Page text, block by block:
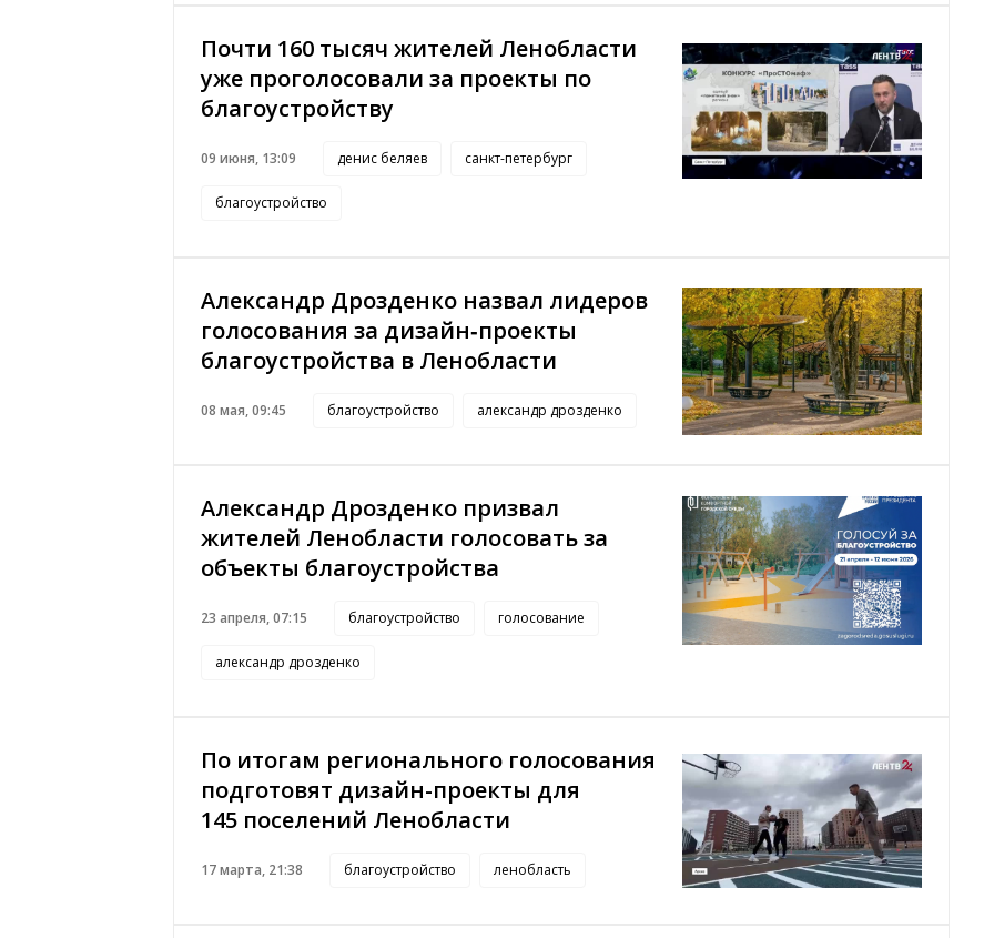
Почти 160 тысяч жителей Ленобласти
уже проголосовали за проекты по
благоустройству
09 июня, 13:09 денис беляев санкт-петербург
благоустройство
Александр Дрозденко назвал лидеров
голосования за дизайн‑проекты
благоустройства в Ленобласти
08 мая, 09:45 благоустройство александр дрозденко
Александр Дрозденко призвал
жителей Ленобласти голосовать за
объекты благоустройства
23 апреля, 07:15 благоустройство голосование
александр дрозденко
По итогам регионального голосования
подготовят дизайн-проекты для
145 поселений Ленобласти
17 марта, 21:38 благоустройство ленобласть